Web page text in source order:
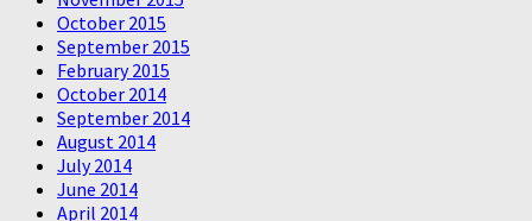
October 2015
September 2015
February 2015
October 2014
September 2014
August 2014
July 2014
June 2014
April 2014